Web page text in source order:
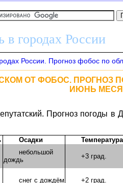
городах России
России. Прогноз фобос по
ОТ ФОБОС. ПРОГНОЗ
ИЮНЬ
Прогноз погоды
Осадки
Температура
небольшой
дождь
+3 град.
снег с дождём +2 град.